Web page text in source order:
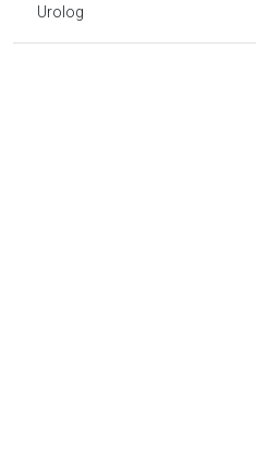
Urolog